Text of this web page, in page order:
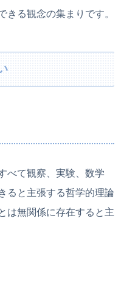
きる観念の集まりです。
べて観察、実験、数学
ると主張する哲学的理論
は無関係に存在すると主